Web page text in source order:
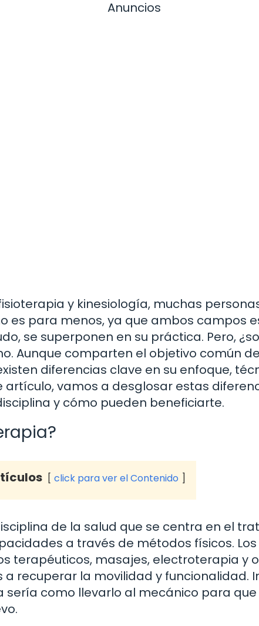
Anuncios
y kinesiología, muchas
es para menos, ya que ambos campos
se superponen en su práctica. Pero,
Aunque comparten el objetivo común
diferencias clave en su enfoque,
artículo, vamos a desglosar estas
y cómo pueden beneficiarte.
click para ver el Contenido
de la salud que se centra en el
a través de métodos físicos.
terapéuticos, masajes, electroterapia y
a recuperar la movilidad y funcionalidad.
sería como llevarlo al mecánico para